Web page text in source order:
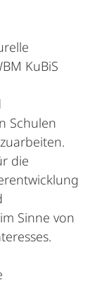
KuBiS
Schulen
die
Sinne von